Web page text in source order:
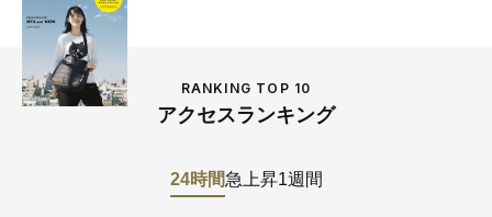
RANKING TOP 10
アクセスランキング
24時間急上昇1週間